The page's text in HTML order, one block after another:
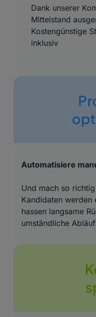
Dank unserer
Mittelstand
Kostengünstige
inklusiv
Automatisiere
Und mach so
Kandidaten werden
hassen langsame
umständliche